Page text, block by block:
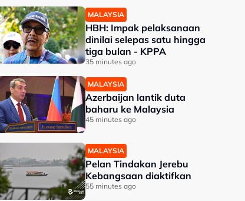
MALAYSIA
HBH: Impak pelaksanaan
dinilai selepas satu hingga
tiga bulan - KPPA
35 minutes ago
MALAYSIA
Azerbaijan lantik duta
baharu ke Malaysia
45 minutes ago
MALAYSIA
Pelan Tindakan Jerebu
Kebangsaan diaktifkan
55 minutes ago